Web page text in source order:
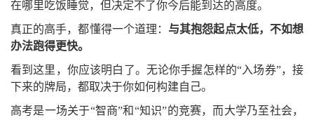
在哪里吃饭睡觉，但决定不了你今后能到达的高度。
真正的高手，都懂得一个道理： 与其抱怨起点太低，不如想
办法跑得更快。
看到这里，你应该明白了。无论你手握怎样的“入场券”，接
下来的牌局，都取决于你如何构建自己。
高考是一场关于“智商”和“知识”的竞赛，而大学乃至社会，